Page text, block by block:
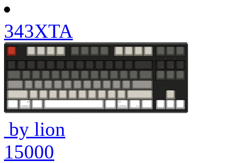
343XTA
by lion
15000